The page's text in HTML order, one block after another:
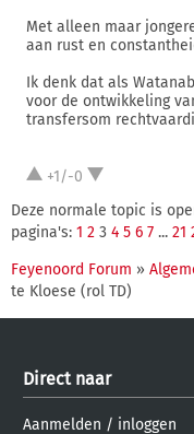
Met alleen maar
aan rust en
Ik denk dat als
voor de ontwikkeling
transfersom
+1/-0
Deze normale topic is
pagina's: 1 2 3 4 5 6 7 ... 21
Feyenoord Forum »
te Kloese (rol TD)
Direct naar
Aanmelden / inloggen